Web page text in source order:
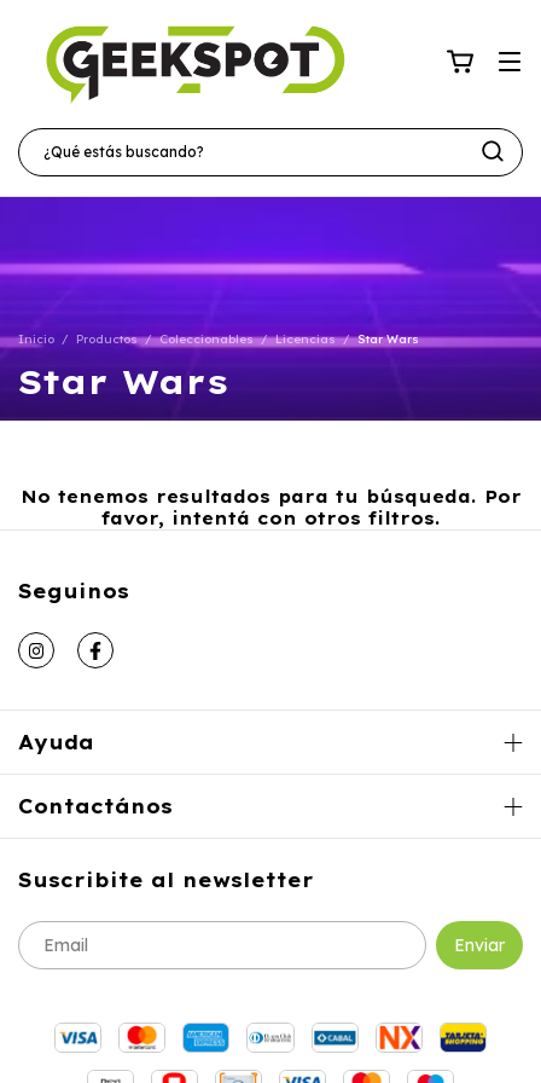
Inicio / Productos / Coleccionables / Licencias / Star Wars
Star Wars
No tenemos resultados para tu búsqueda. Por
favor, intentá con otros filtros.
Seguinos
Ayuda
Contactános
Suscribite al newsletter